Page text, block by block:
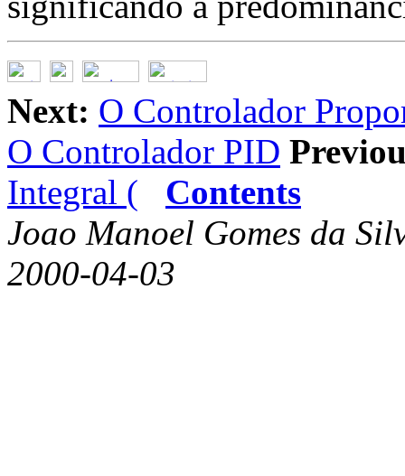
Next: O Controlador
O Controlador PID
Integral (
Contents
Joao Manoel Gomes da
2000-04-03